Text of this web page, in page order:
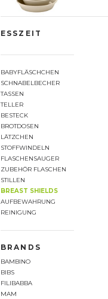
ESSZEIT
BABYFLÄSCHCHEN
SCHNABELBECHER
TASSEN
TELLER
BESTECK
BROTDOSEN
LÄTZCHEN
STOFFWINDELN
FLASCHENSAUGER
ZUBEHÖR FLASCHEN
STILLEN
BREAST SHIELDS
AUFBEWAHRUNG
REINIGUNG
BRANDS
BAMBINO
BIBS
FILIBABBA
MAM